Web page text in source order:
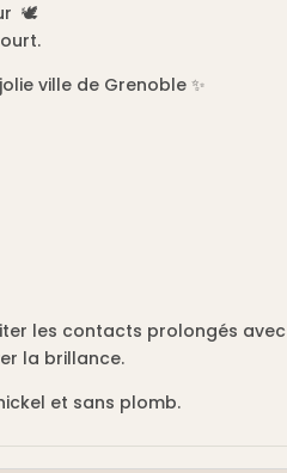
🕊️
ville de Grenoble ✨
les contacts prolongés
la brillance.
et sans plomb.